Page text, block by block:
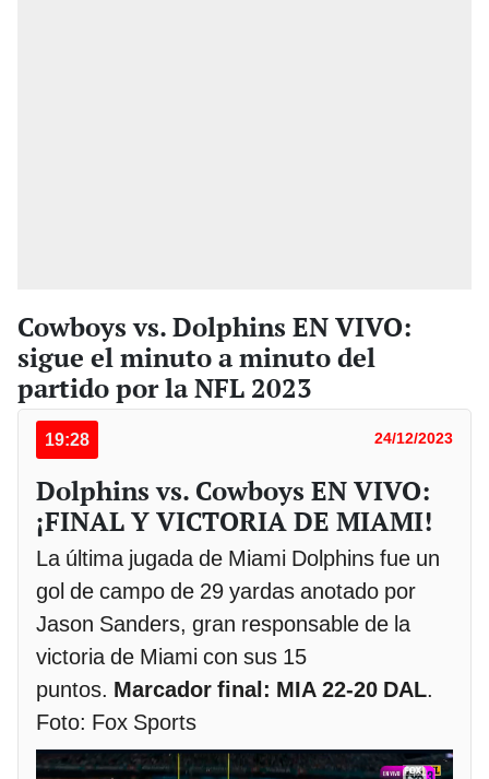
Cowboys vs. Dolphins EN VIVO:
sigue el minuto a minuto del
partido por la NFL 2023
19:28 24/12/2023
Dolphins vs. Cowboys EN VIVO:
¡FINAL Y VICTORIA DE MIAMI!
La última jugada de Miami Dolphins fue un
gol de campo de 29 yardas anotado por
Jason Sanders, gran responsable de la
victoria de Miami con sus 15
puntos. Marcador final: MIA 22-20 DAL.
Foto: Fox Sports